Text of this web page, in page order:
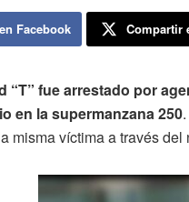
Facebook Compartir
fue arrestado por
en la supermanzana 250
misma víctima a través